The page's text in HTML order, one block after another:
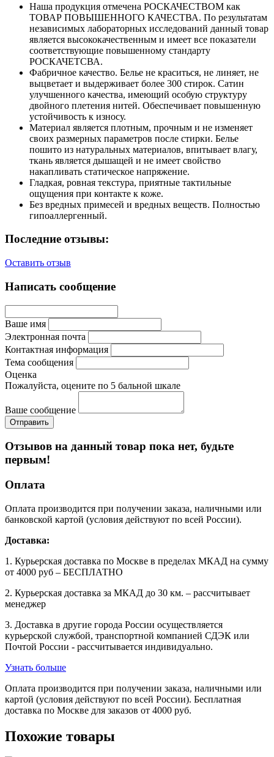
Наша продукция отмечена РОСКАЧЕСТВОМ как
ТОВАР ПОВЫШЕННОГО КАЧЕСТВА. По результатам
независимых лабораторных исследований данный товар
является высококачественным и имеет все показатели
соответствующие повышенному стандарту
РОСКАЧЕТСВА.
Фабричное качество. Белье не краситься, не линяет, не
выцветает и выдерживает более 300 стирок. Сатин
улучшенного качества, имеющий особую структуру
двойного плетения нитей. Обеспечивает повышенную
устойчивость к износу.
Материал является плотным, прочным и не изменяет
своих размерных параметров после стирки. Белье
пошито из натуральных материалов, впитывает влагу,
ткань является дышащей и не имеет свойство
накапливать статическое напряжение.
Гладкая, ровная текстура, приятные тактильные
ощущения при контакте к коже.
Без вредных примесей и вредных веществ. Полностью
гипоаллергенный.
Последние отзывы:
Оставить отзыв
Написать сообщение
Ваше имя
Электронная почта
Контактная информация
Тема сообщения
Оценка
Пожалуйста, оцените по 5 бальной шкале
Ваше сообщение
Отзывов на данный товар пока нет, будьте
первым!
Оплата
Оплата производится при получении заказа, наличными или
банковской картой (условия действуют по всей России).
Доставка:
1. Курьерская доставка по Москве в пределах МКАД на сумму
от 4000 руб – БЕСПЛАТНО
2. Курьерская доставка за МКАД до 30 км. – рассчитывает
менеджер
3. Доставка в другие города России осуществляется
курьерской службой, транспортной компанией СДЭК или
Почтой России - рассчитывается индивидуально.
Узнать больше
Оплата производится при получении заказа, наличными или
картой (условия действуют по всей России). Бесплатная
доставка по Москве для заказов от 4000 руб.
Похожие товары